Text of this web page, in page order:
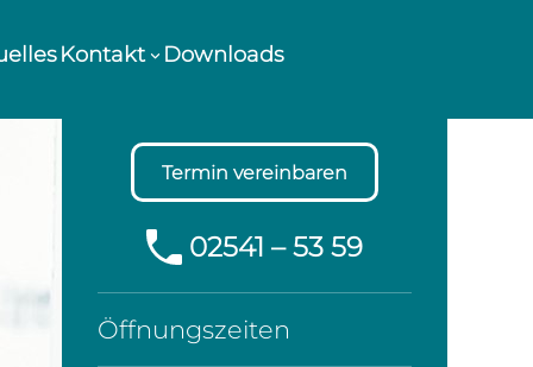
Kontakt Downloads
Termin vereinbaren
02541 – 53 59
Öffnungszeiten